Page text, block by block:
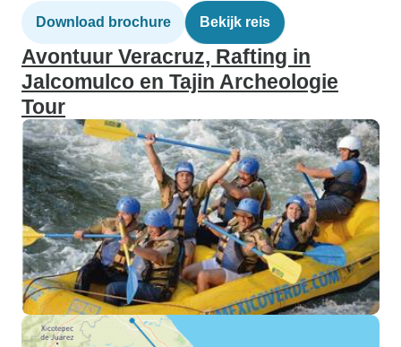
Download brochure Bekijk reis
Avontuur Veracruz, Rafting in
Jalcomulco en Tajin Archeologie
Tour